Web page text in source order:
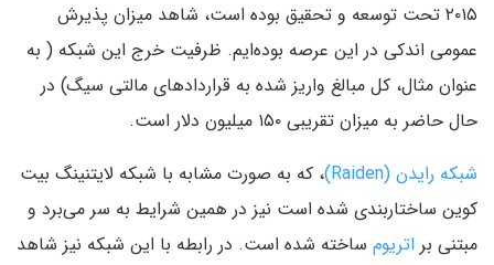
۲۰۱۵ تحت توسعه و تحقیق بوده است‌، شاهد میزان پذیرش
عمومی اندکی در این عرصه بوده‌ایم. ظرفیت خرج این شبکه ( به
عنوان مثال‌، کل مبالغ واریز شده به قرارداد‌های مالتی سیگ‌) در
حال حاضر به میزان تقریبی ۱۵۰ میلیون دلار است.
شبکه رایدن (Raiden‌)‌
، که به صورت مشابه با شبکه لایتنینگ بیت
کوین ساختار‌بندی شده است نیز در همین شرایط به سر می‌برد و
مبتنی بر اتریوم ساخته شده است. در رابطه با این شبکه نیز شاهد